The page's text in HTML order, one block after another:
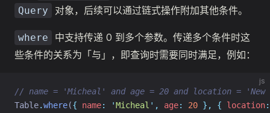
Query 对象，后续可以通过链式操作附加其他条件。
where
中支持传递 0 到多个参数。传递多个条件时这
些条件的关系为「与」，即查询时需要同时满足，例如：
js
// name = 'Micheal' and age = 20 and location = 'New
Table.where({ name: 'Micheal ' , age: 20 }, { location: